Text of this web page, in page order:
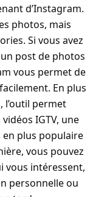
d’Instagram.
photos, mais
Si vous avez
post de photos
vous permet de
En plus
l’outil permet
IGTV, une
plus populaire
vous pouvez
vous intéressent,
personnelle ou